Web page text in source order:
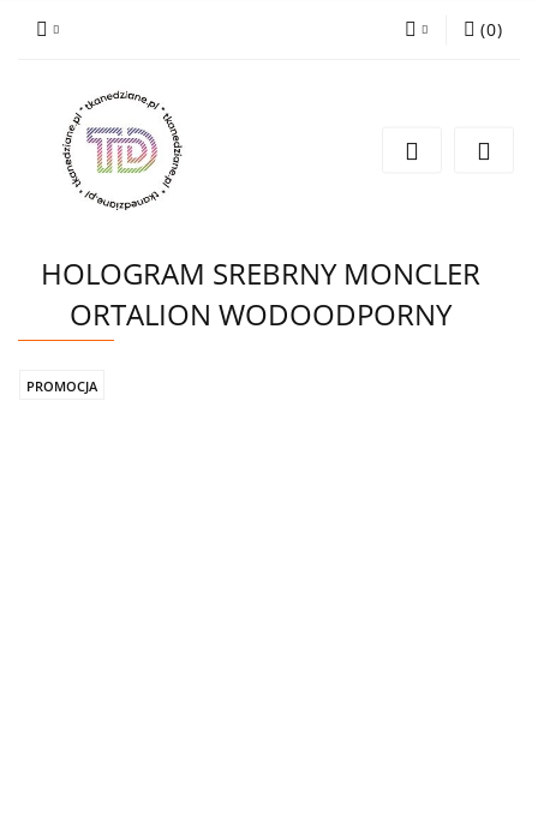
Wyślij e-mail
(0)
HOLOGRAM SREBRNY MONCLER
ORTALION WODOODPORNY
PROMOCJA